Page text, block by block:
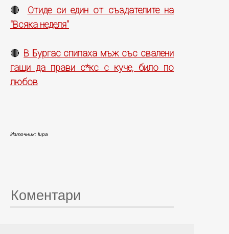
🔴 Отиде си един от създателите на
"Всяка неделя"
🔴 В Бургас спипаха мъж със свалени
гащи да прави с*кс с куче, било по
любов
Източник: lupa
Коментари